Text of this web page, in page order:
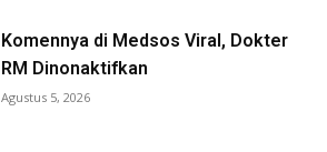
Komennya di Medsos Viral, Dokter
RM Dinonaktifkan
Agustus 5, 2026